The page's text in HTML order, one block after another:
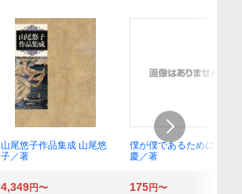
山尾悠子作品集成 山尾悠
子／著
僕が僕であるために 石原
慶／著
4,349円〜 175円〜